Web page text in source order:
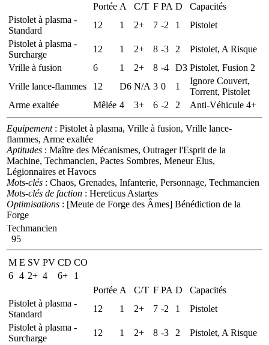
Portée A C/T F PA D
Capacités
Pistolet à plasma -
Standard
12 1 2+ 7 -2 1
Pistolet
Pistolet à plasma -
Surcharge
12 1 2+ 8 -3 2
Pistolet, A Risque
Vrille à fusion
6 1 2+ 8 -4 D3 Pistolet, Fusion 2
Vrille lance-flammes
12 D6 N/A 3 0 1
Ignore Couvert,
Torrent, Pistolet
Arme exaltée
Mêlée 4 3+ 6 -2 2 Anti-Véhicule 4+
Equipement: Pistolet à plasma, Vrille à fusion, Vrille lance-
flammes, Arme exaltée
Aptitudes : Maître des Mécanismes, Outrager l'Esprit de la
Machine, Techmancien, Pactes Sombres, Meneur Elus,
Légionnaires et Havocs
Mots-clés : Chaos, Grenades, Infanterie, Personnage, Techmancien
Mots-clés de faction : Hereticus Astartes
Optimisations : [Meute de Forge des Âmes] Bénédiction de la
Forge
Techmancien
95
M E SV PV CD CO
6 4 2+ 4 6+
1
Portée A C/T F PA D
Capacités
Pistolet à plasma -
Standard
12 1 2+ 7 -2 1
Pistolet
Pistolet à plasma -
Surcharge
12 1 2+ 8 -3 2
Pistolet, A Risque